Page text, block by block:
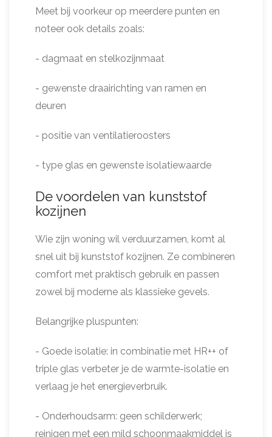
Meet bij voorkeur op meerdere punten en
noteer ook details zoals:
- dagmaat en stelkozijnmaat
- gewenste draairichting van ramen en
deuren
- positie van ventilatieroosters
- type glas en gewenste isolatiewaarde
De voordelen van kunststof
kozijnen
Wie zijn woning wil verduurzamen, komt al
snel uit bij kunststof kozijnen. Ze combineren
comfort met praktisch gebruik en passen
zowel bij moderne als klassieke gevels.
Belangrijke pluspunten:
- Goede isolatie: in combinatie met HR++ of
triple glas verbeter je de warmte-isolatie en
verlaag je het energieverbruik.
- Onderhoudsarm: geen schilderwerk;
reinigen met een mild schoonmaakmiddel is